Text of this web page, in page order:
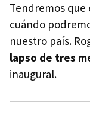
Tendremos que
cuándo
nuestro país.
lapso de tres
inaugural.